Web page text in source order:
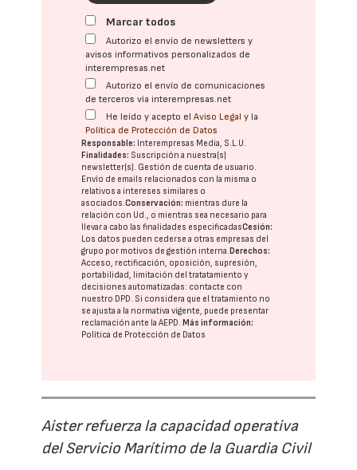
Marcar todos
Autorizo el envío de newsletters y
avisos informativos personalizados de
interempresas.net
Autorizo el envío de comunicaciones
de terceros vía interempresas.net
He leído y acepto elAviso Legal y la
Política de Protección de Datos
Responsable: Interempresas Media, S.L.U.
Finalidades: Suscripción a nuestra(s)
newsletter(s). Gestión de cuenta de usuario.
Envío de emails relacionados con la misma o
relativos a intereses similares o
asociados.Conservación: mientras dure la
relación con Ud., o mientras sea necesario para
llevar a cabo las finalidades especificadasCesión:
Los datos pueden cederse a otras empresas del
grupo por motivos de gestión interna. Derechos:
Acceso, rectificación, oposición, supresión,
portabilidad, limitación del tratatamiento y
decisiones automatizadas: contacte con
nuestro DPD. Si considera que el tratamiento no
se ajusta a la normativa vigente, puede presentar
reclamación ante laAEPD. Más información:
Política de Protección de Datos
Aister refuerza la capacidad operativa
del Servicio Marítimo de la Guardia Civil